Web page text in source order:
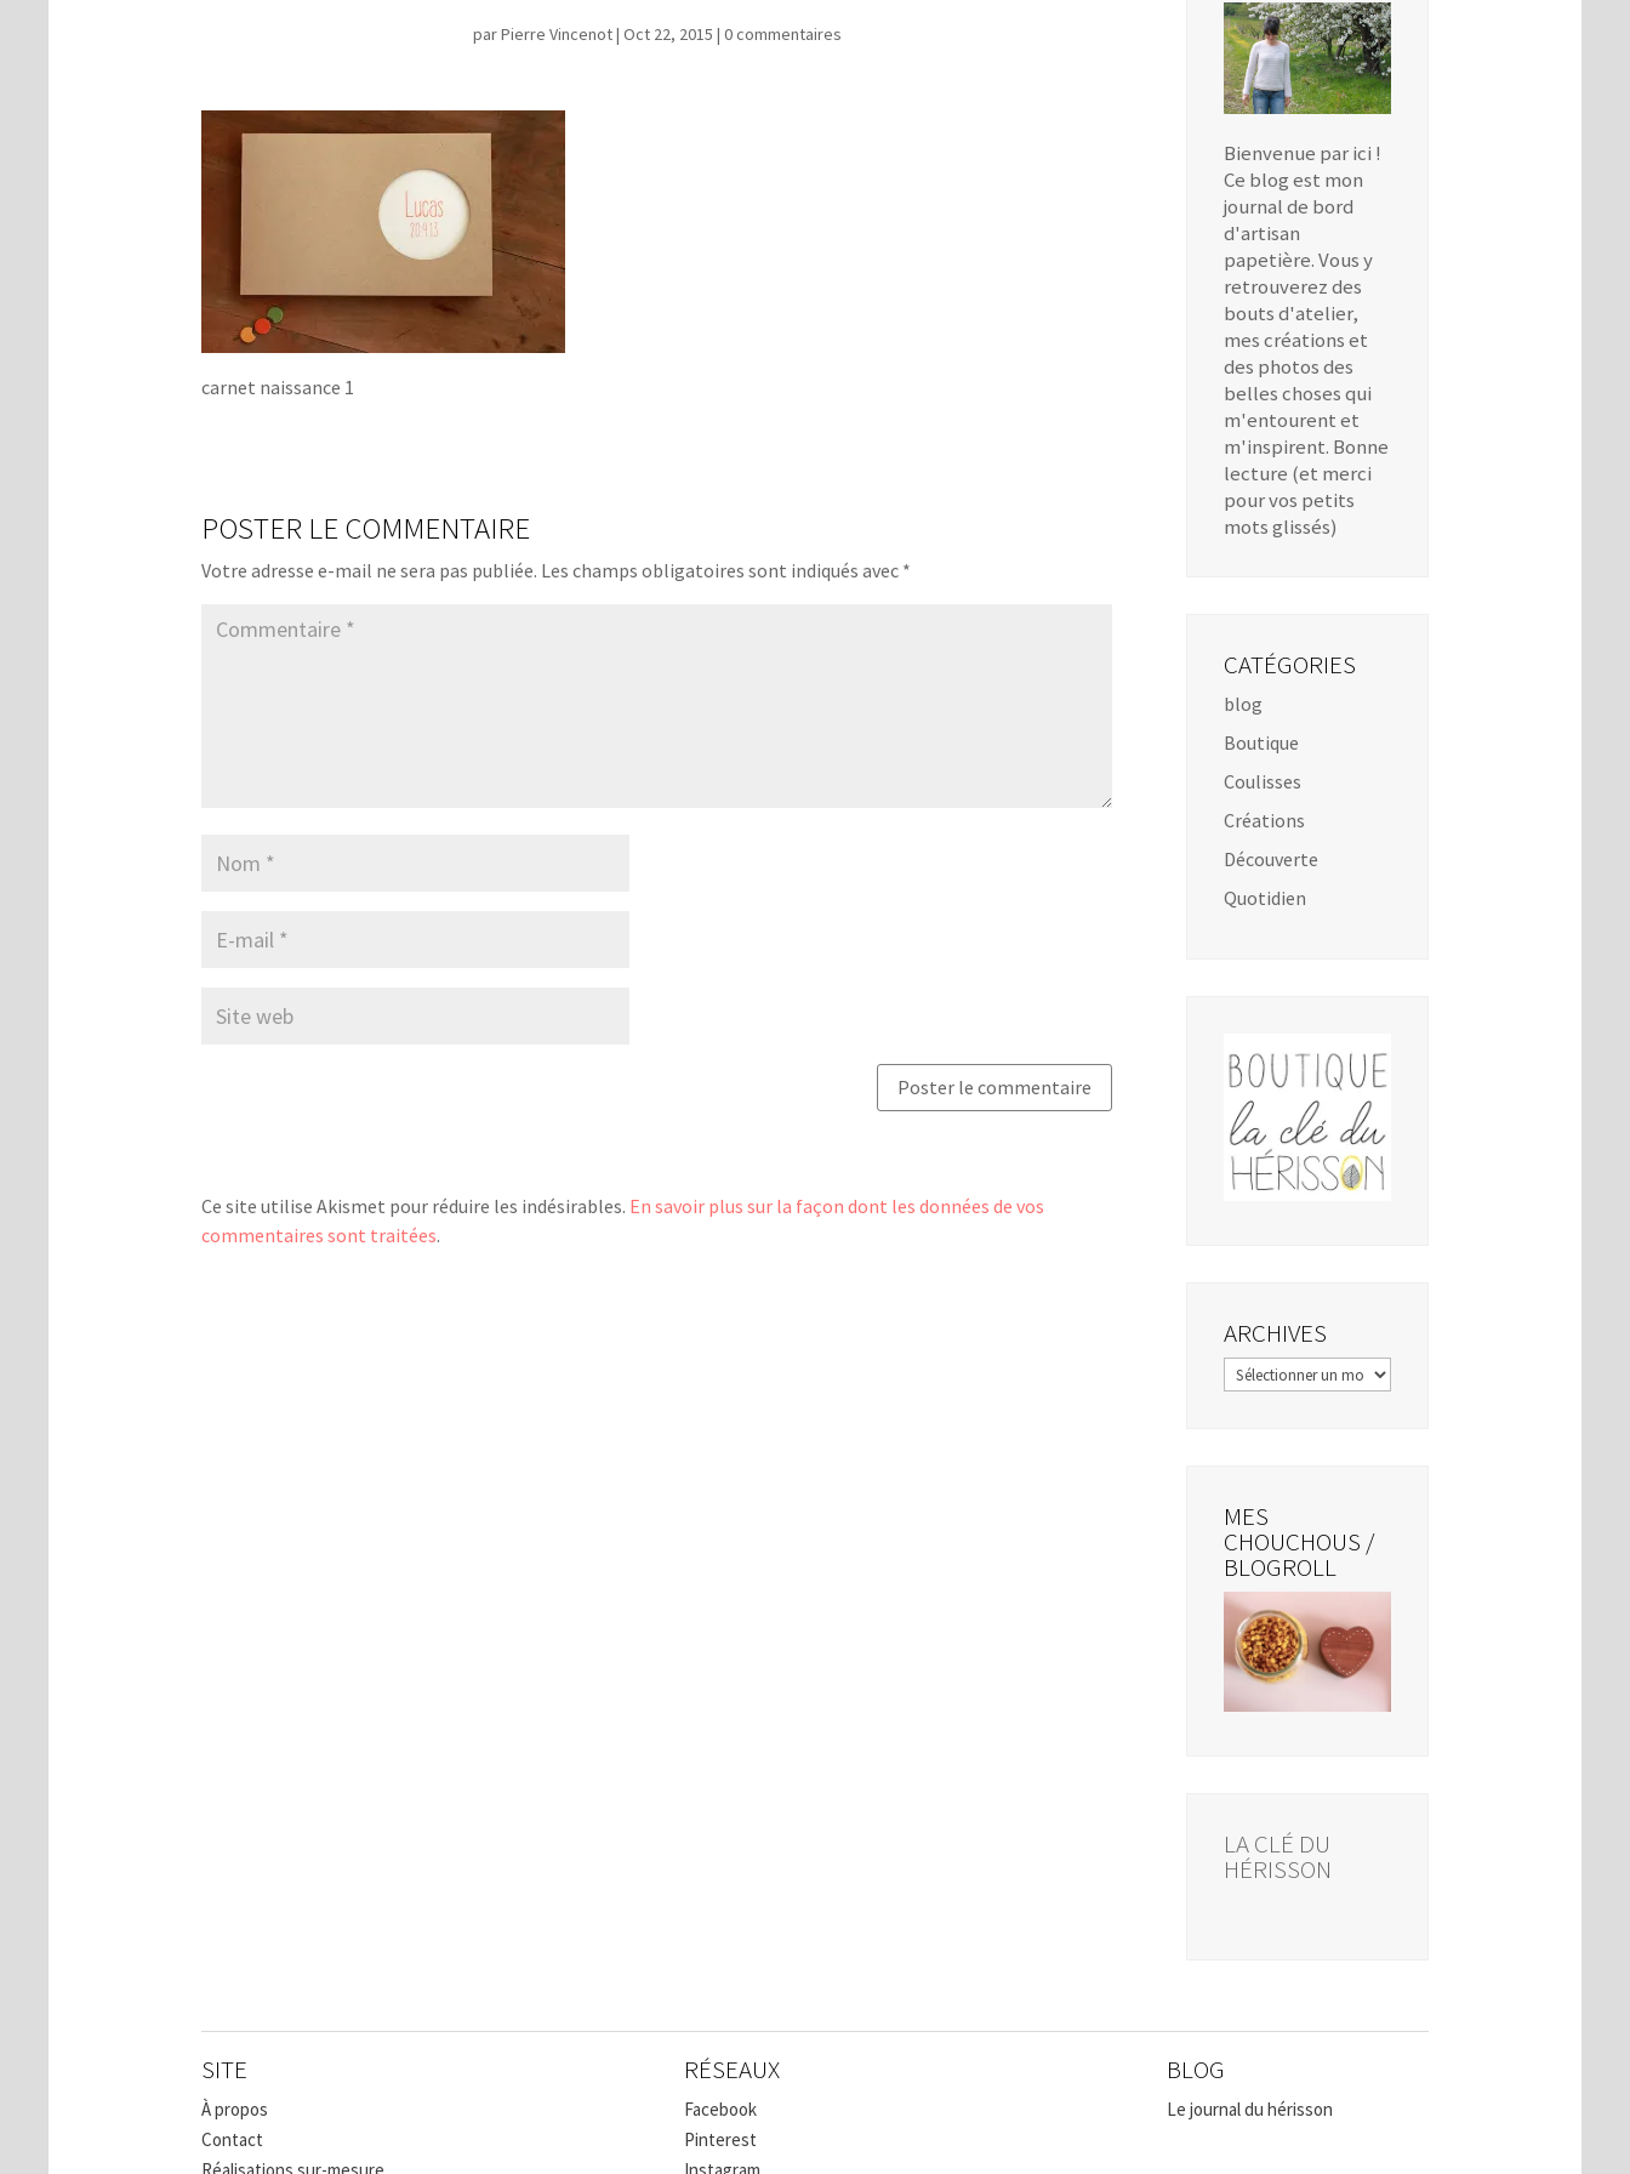
parPierre Vincenot| Oct 22, 2015 | 0 commentaires
carnet naissance 1
POSTER LE COMMENTAIRE
Votre adresse e-mail ne sera pas publiée. Les champs obligatoires sont indiqués avec *
Ce site utilise Akismet pour réduire les indésirables. En savoir plus sur la façon dont les données de vos
commentaires sont traitées.
Bienvenue par ici !
Ce blog est mon
journal de bord
d'artisan
papetière. Vous y
retrouverez des
bouts d'atelier,
mes créations et
des photos des
belles choses qui
m'entourent et
m'inspirent. Bonne
lecture (et merci
pour vos petits
mots glissés)
CATÉGORIES
blog
Boutique
Coulisses
Créations
Découverte
Quotidien
ARCHIVES
Archives
MES
CHOUCHOUS /
BLOGROLL
LA CLÉ DU
HÉRISSON
SITE
À propos
Contact
RÉSEAUX
Facebook
Pinterest
BLOG
Le journal du hérisson